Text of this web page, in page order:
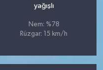
yağışlı
Nem: %78
Rüzgar: 15 km/h